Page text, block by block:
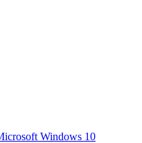
Windows 10